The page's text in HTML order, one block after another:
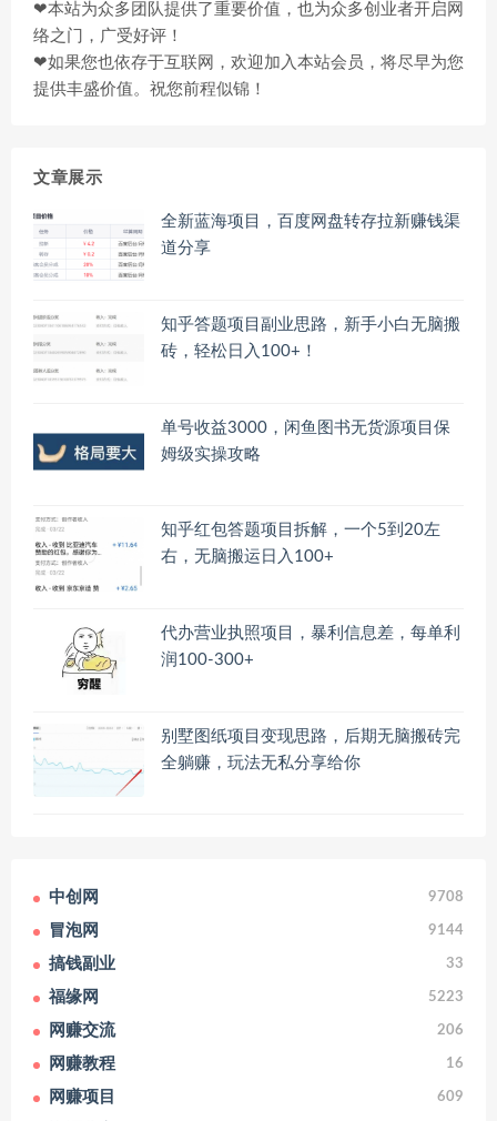
❤本站为众多团队提供了重要价值，也为众多创业者开启网
络之门，广受好评！
❤如果您也依存于互联网，欢迎加入本站会员，将尽早为您
提供丰盛价值。祝您前程似锦！
文章展示
全新蓝海项目，百度网盘转存拉新赚钱渠
道分享
知乎答题项目副业思路，新手小白无脑搬
砖，轻松日入100+！
单号收益3000，闲鱼图书无货源项目保
姆级实操攻略
知乎红包答题项目拆解，一个5到20左
右，无脑搬运日入100+
代办营业执照项目，暴利信息差，每单利
润100-300+
别墅图纸项目变现思路，后期无脑搬砖完
全躺赚，玩法无私分享给你
中创网 9708
冒泡网 9144
搞钱副业 33
福缘网 5223
网赚交流 206
网赚教程 16
网赚项目 609